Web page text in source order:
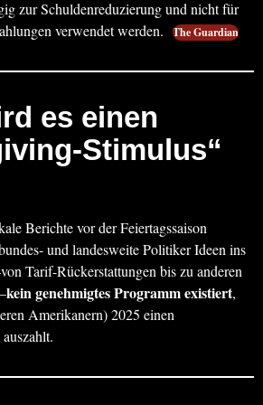
zur Schuldenreduzierung und nicht für
verwendet werden.
The Guardian
es einen
Stimulus“
Berichte vor der Feiertagssaison
und landesweite Politiker Ideen ins
Tarif-Rückerstattungen bis zu anderen
kein genehmigtes Programm existiert,
Amerikanern) 2025 einen